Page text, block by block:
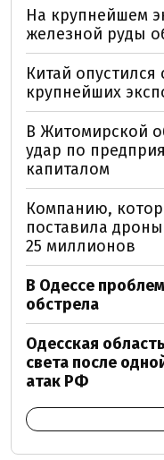
На крупнейшем
железной руды
Китай опустился
крупнейших
В Житомирской
удар по
капиталом
Компанию,
поставила
25 миллионов
В Одессе
обстрела
Одесская
света после
атак РФ